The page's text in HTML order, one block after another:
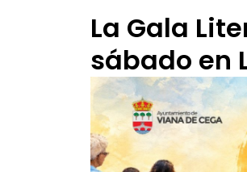
La Gala
sábado en